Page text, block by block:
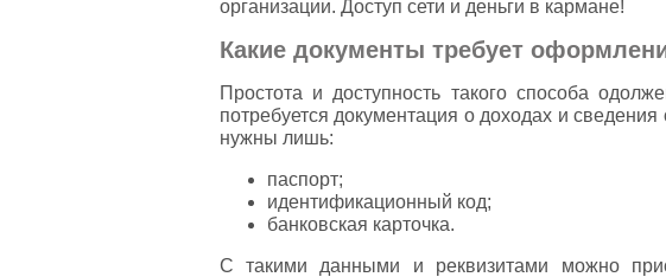
организации. Доступ сети и деньги в кармане!
Какие документы требует
Простота и доступность такого способа
потребуется документация о доходах и
нужны лишь:
паспорт;
идентификационный код;
банковская карточка.
С такими данными и реквизитами можно